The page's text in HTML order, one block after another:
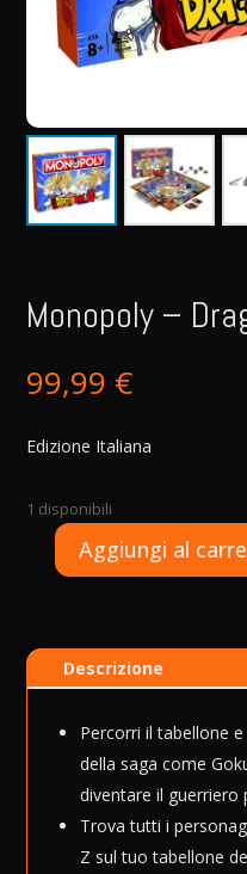
Monopoly –
99,99 €
Edizione Italiana
1 disponibili
Monopoly
Ball
Aggiungi al
Descrizione
Percorri il tabellone
della saga come
diventare il guerriero
Trova tutti i
Z sul tuo tabellone